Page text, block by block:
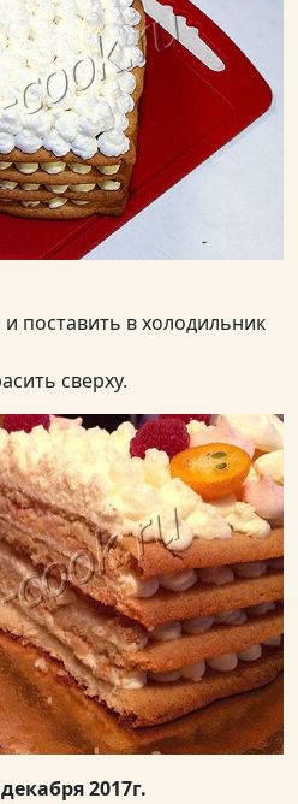
поставить в холодильник
сверху.
2017г.